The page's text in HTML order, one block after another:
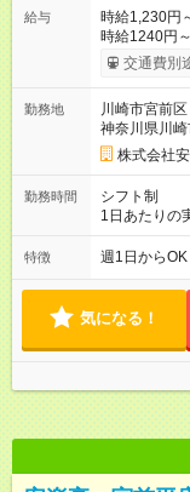
給与
時給1,230円
時給1240円～/22時以降
時給1230円 【試用期間】試用期間あり 試用期間の長さ：12ヶ
月 雇用形態
交通費別
勤務地
川崎市宮前区
神奈川県川
株式会社
勤務時間
シフト制
1日あたりの
～/短時間OK
トは自己申
して短時間
特徴 週1日から
気になる！